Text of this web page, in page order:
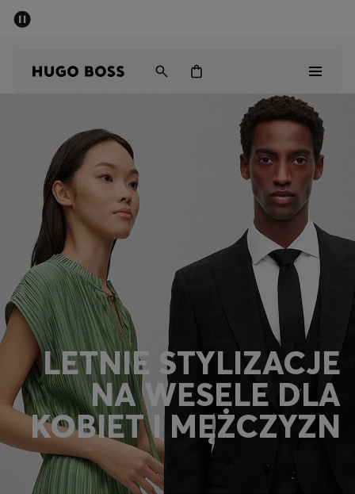
Mężczyźni
Kobiety
Dzieci
Prezenty
Odkryj
Sale
Zaloguj się / Zarejestruj się
Ulubione (Artykuły)
Kontakt i Obsługa klienta
LETNIE STYLIZACJE
NA WESELE DLA
KOBIET I MĘŻCZYZN